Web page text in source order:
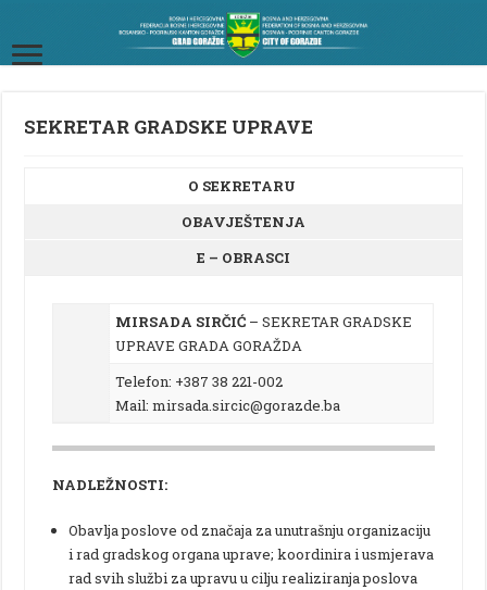
SEKRETAR GRADSKE UPRAVE
O SEKRETARU
OBAVJEŠTENJA
E – OBRASCI
MIRSADA SIRČIĆ – SEKRETAR GRADSKE
UPRAVE GRADA GORAŽDA
Telefon: +387 38 221-002
Mail: mirsada.sircic@gorazde.ba
NADLEŽNOSTI:
Obavlja poslove od značaja za unutrašnju organizaciju
i rad gradskog organa uprave; koordinira i usmjerava
rad svih službi za upravu u cilju realiziranja poslova